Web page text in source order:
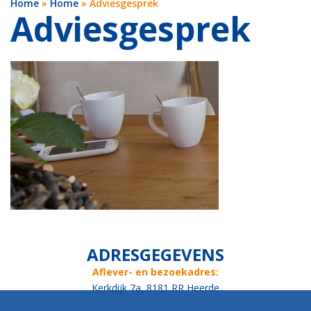
Home » Home » Adviesgesprek
Adviesgesprek
ADRESGEGEVENS
Aflever- en bezoekadres:
Kerkdijk 7a, 8181 RR Heerde